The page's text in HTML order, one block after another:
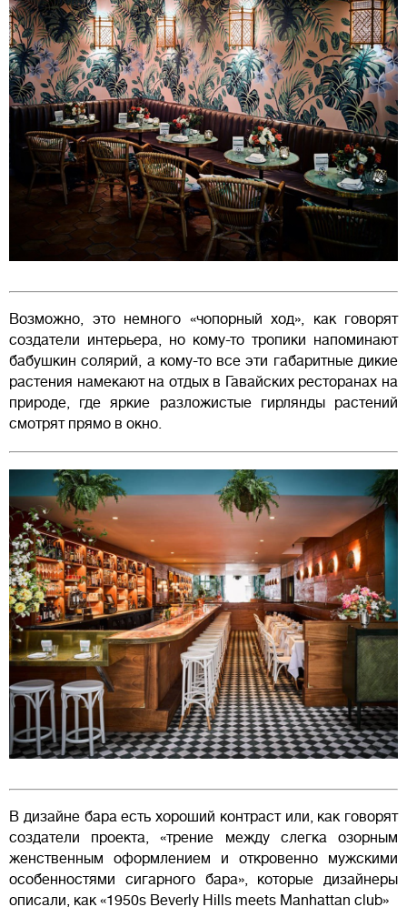
Возможно, это немного «чопорный ход», как говорят
создатели интерьера, но кому-то тропики напоминают
бабушкин солярий, а кому-то все эти габаритные дикие
растения намекают на отдых в Гавайских ресторанах на
природе, где яркие разложистые гирлянды растений
смотрят прямо в окно.
В дизайне бара есть хороший контраст или, как говорят
создатели проекта, «трение между слегка озорным
женственным оформлением и откровенно мужскими
особенностями сигарного бара», которые дизайнеры
описали, как «1950s Beverly Hills meets Manhattan club»